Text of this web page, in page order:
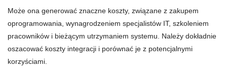
Może ona generować znaczne koszty, związane z zakupem
oprogramowania, wynagrodzeniem specjalistów IT, szkoleniem
pracowników i bieżącym utrzymaniem systemu. Należy dokładnie
oszacować koszty integracji i porównać je z potencjalnymi
korzyściami.